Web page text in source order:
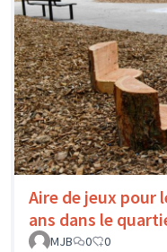
Aire de jeux pour
ans dans le
MJB
0 0